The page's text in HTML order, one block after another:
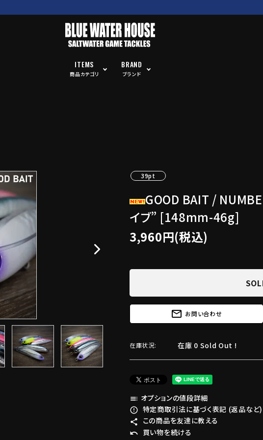
ITEMS
商品カテゴリ
BRAND
ブランド
39pt
GOOD BAIT /
イブ” [148mm-46g]
3,960円(税込)
mail_outline お問い合わせ
在庫状況: 在庫 0 Sold Out !
toc オプションの値段詳細
error_outline 特定商取引法に基づく表記 (返品など)
share この商品を友達に教える
undo 買い物を続ける